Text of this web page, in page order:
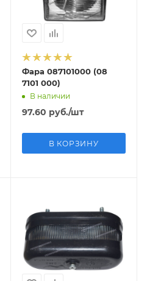
Фара 087101000 (08
7101 000)
В наличии
97.60 руб./шт
В КОРЗИНУ